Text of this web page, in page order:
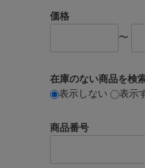
価格
〜
在庫のない商品を検
表示しない
表示
商品番号